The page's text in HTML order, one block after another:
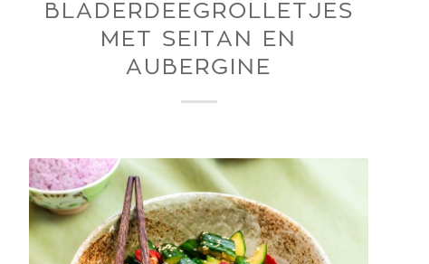
BLADERDEEGROLLETJES
MET SEITAN EN
AUBERGINE